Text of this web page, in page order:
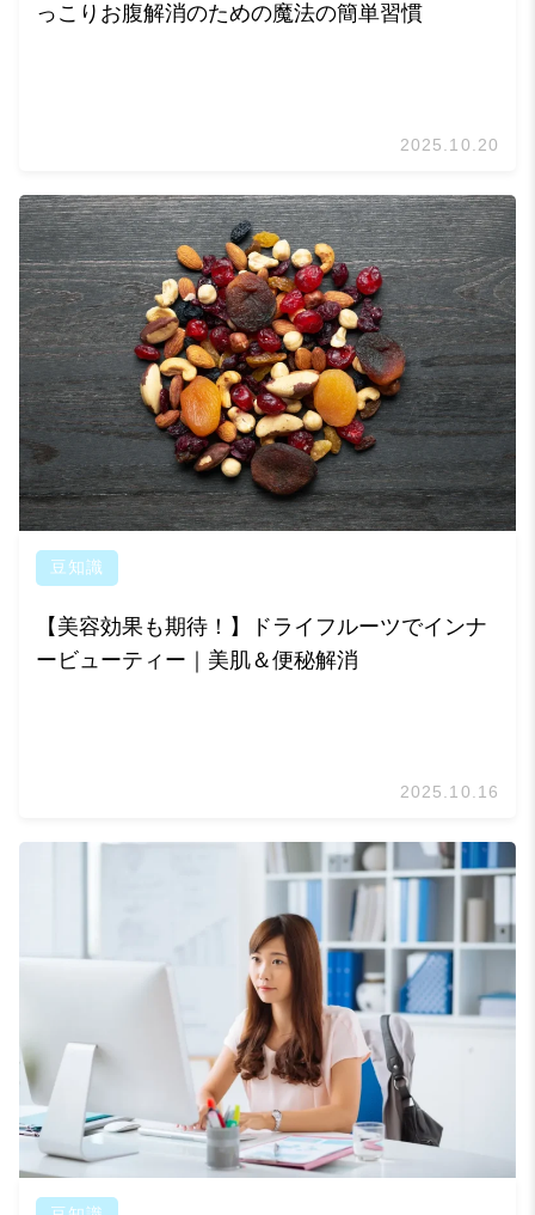
っこりお腹解消のための魔法の簡単習慣
2025.10.20
豆知識
【美容効果も期待！】ドライフルーツでインナ
ービューティー｜美肌＆便秘解消
2025.10.16